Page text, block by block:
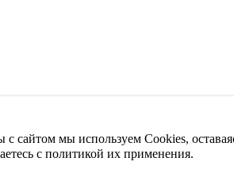
с сайтом мы используем Cookies,
с политикой их применения.